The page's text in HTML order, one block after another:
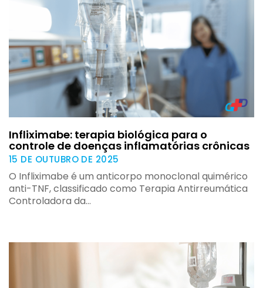
15 DE OUTUBRO DE 2025
Infliximabe: terapia biológica para o
controle de doenças inflamatórias crônicas
O Infliximabe é um anticorpo monoclonal quimérico
anti-TNF, classificado como Terapia Antirreumática
Controladora da…